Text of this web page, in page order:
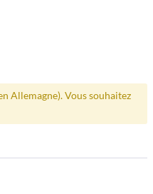
Allemagne). Vous souhaitez